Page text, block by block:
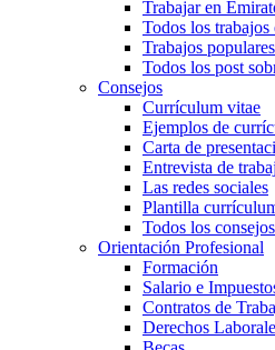
Trabajar en
Todos los
Trabajos populares
Todos los post
Consejos
Currículum vitae
Ejemplos de
Carta de
Entrevista de
Las redes sociales
Plantilla
Todos los consejos
Orientación Profesional
Formación
Salario e
Contratos de
Derechos